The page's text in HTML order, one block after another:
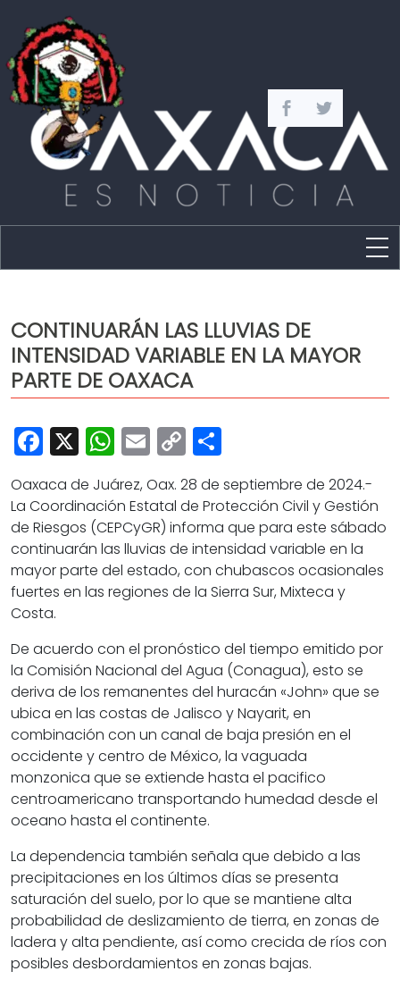
Capital
Policíaca
Cultura
Deportes
Opinión
CONTINUARÁN LAS LLUVIAS DE
INTENSIDAD VARIABLE EN LA MAYOR
PARTE DE OAXACA
Facebook
X WhatsApp
Email
Copy
Link
Oaxaca de Juárez, Oax. 28 de septiembre de 2024.-
La Coordinación Estatal de Protección Civil y Gestión
de Riesgos (CEPCyGR) informa que para este sábado
continuarán las lluvias de intensidad variable en la
mayor parte del estado, con chubascos ocasionales
fuertes en las regiones de la Sierra Sur, Mixteca y
Costa.
De acuerdo con el pronóstico del tiempo emitido por
la Comisión Nacional del Agua (Conagua), esto se
deriva de los remanentes del huracán «John» que se
ubica en las costas de Jalisco y Nayarit, en
combinación con un canal de baja presión en el
occidente y centro de México, la vaguada
monzonica que se extiende hasta el pacifico
centroamericano transportando humedad desde el
oceano hasta el continente.
La dependencia también señala que debido a las
precipitaciones en los últimos días se presenta
saturación del suelo, por lo que se mantiene alta
probabilidad de deslizamiento de tierra, en zonas de
ladera y alta pendiente, así como crecida de ríos con
posibles desbordamientos en zonas bajas.